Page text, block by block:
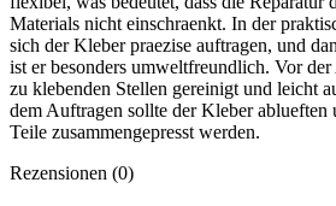
Materials nicht einschraenkt. In der
sich der Kleber praezise auftragen, und
ist er besonders umweltfreundlich. Vor
zu klebenden Stellen gereinigt und leicht
dem Auftragen sollte der Kleber ablueften
Teile zusammengepresst werden.
Rezensionen (0)